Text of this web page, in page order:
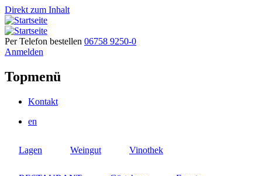
Direkt zum Inhalt
Per Telefon bestellen 06758 9250-0
Anmelden
Topmenü
Kontakt
en
Lagen Weingut Vinothek